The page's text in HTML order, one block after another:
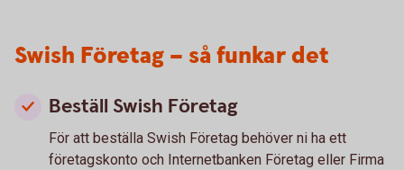
Swish Företag – så funkar det
Beställ Swish Företag
För att beställa Swish Företag behöver ni ha ett
företagskonto och Internetbanken Företag eller Firma